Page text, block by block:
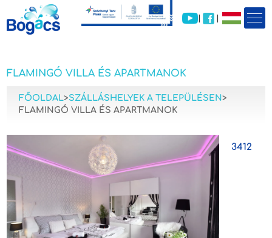
| |
FLAMINGÓ VILLA ÉS APARTMANOK
FŐOLDAL>SZÁLLÁSHELYEK A TELEPÜLÉSEN>
FLAMINGÓ VILLA ÉS APARTMANOK
3412